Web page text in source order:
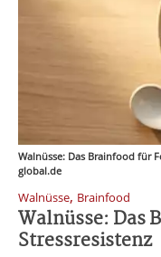
Walnüsse: Das Brainfood für
global.de
Walnüsse, Brainfood
Walnüsse: Das
Stressresistenz